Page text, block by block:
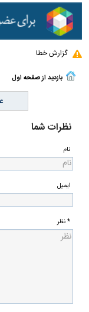
گزارش خطا
بازدید از صفحه اول
نظرات شما
نام
ایمیل
* نظر